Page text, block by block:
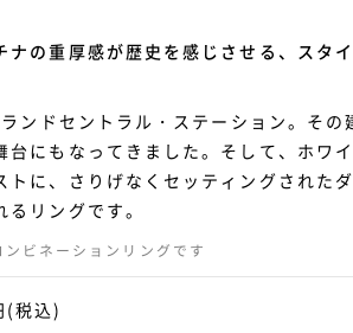
の重厚感が歴史を感じさせる、スタ
ンドセントラル・ステーション。その
台にもなってきました。そして、ホワ
トに、さりげなくセッティングされた
リングです。
ビネーションリングです
税込)